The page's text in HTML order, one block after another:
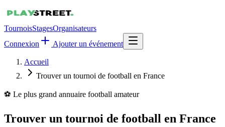
TournoisStagesOrganisateurs
Connexion
Ajouter un événement
Accueil
Trouver un tournoi de football en France
⚽ Le plus grand annuaire football amateur
Trouver un tournoi de football en France